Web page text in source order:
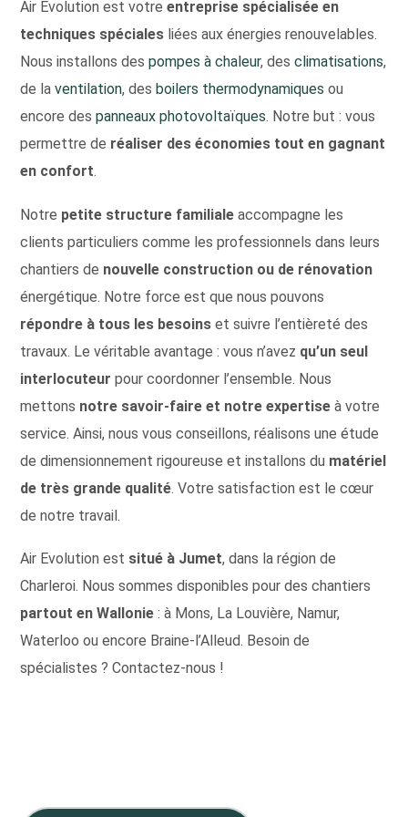
Air Evolution est votreentreprise spécialisée en
techniques spéciales liées aux énergies renouvelables.
Nous installons despompes à chaleur, desclimatisations,
de laventilation, des boilers thermodynamiques ou
encore despanneaux photovoltaïques. Notre but : vous
permettre de réaliser des économies tout en gagnant
en confort.
Notre petite structure familiale accompagne les
clients particuliers comme les professionnels dans leurs
chantiers de nouvelle construction ou de rénovation
énergétique. Notre force est que nous pouvons
répondre à tous les besoins et suivre l’entièreté des
travaux. Le véritable avantage : vous n’avez qu’un seul
interlocuteur pour coordonner l’ensemble. Nous
mettons notre savoir-faire et notre expertise à votre
service. Ainsi, nous vous conseillons, réalisons une étude
de dimensionnement rigoureuse et installons du matériel
de très grande qualité. Votre satisfaction est le cœur
de notre travail.
Air Evolution est situé à Jumet, dans la région de
Charleroi. Nous sommes disponibles pour des chantiers
partout en Wallonie : à Mons, La Louvière, Namur,
Waterloo ou encore Braine-l’Alleud. Besoin de
spécialistes ? Contactez-nous !